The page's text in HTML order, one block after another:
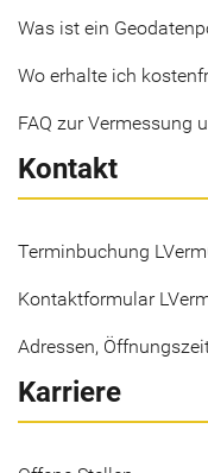
Was ist ein
Wo erhalte ich
FAQ zur Vermessung
Kontakt
Terminbuchung
Kontaktformular
Adressen,
Karriere